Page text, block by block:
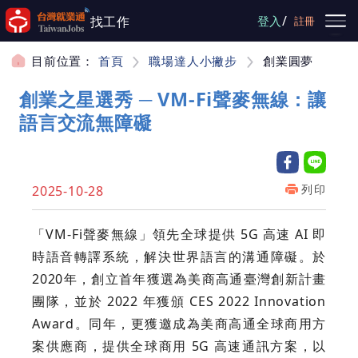
跳到主要內容
找工作 登入/ 註冊
目前位置： 首頁 職場達人小撇步 創業圓夢
創業之星選秀 ─ VM-Fi聲麥無線：讓
語言交流無障礙
2025-10-28 列印
「VM-Fi聲麥無線」領先全球提供 5G 高速 AI 即
時語音轉譯系統，解決世界語言的溝通障礙。於
2020年，創立首年獲選為美商高通臺灣創新計畫
團隊，並於 2022 年獲頒 CES 2022 Innovation
Award。同年，更獲邀成為美商高通全球商用方
案供應商，提供全球商用 5G 高速通訊方案，以